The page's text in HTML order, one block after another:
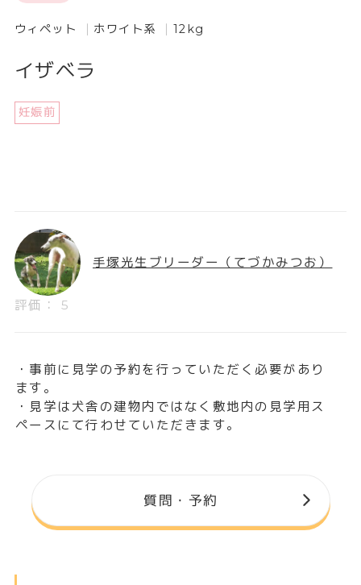
ウィペット ホワイト系 12kg
イザベラ
妊娠前
手塚光生ブリーダー（てづかみつお）
評価： 5
質問・予約